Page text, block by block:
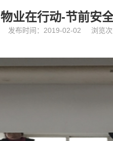
物业在行动-节前安
发布时间：2019-02-02
浏览